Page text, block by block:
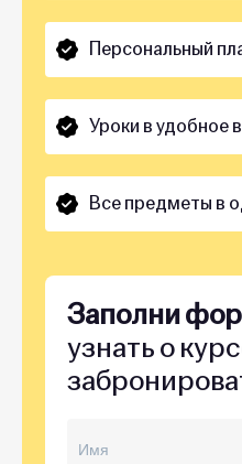
Персональный
Уроки в удобное
Все предметы в
Заполни
узнать о